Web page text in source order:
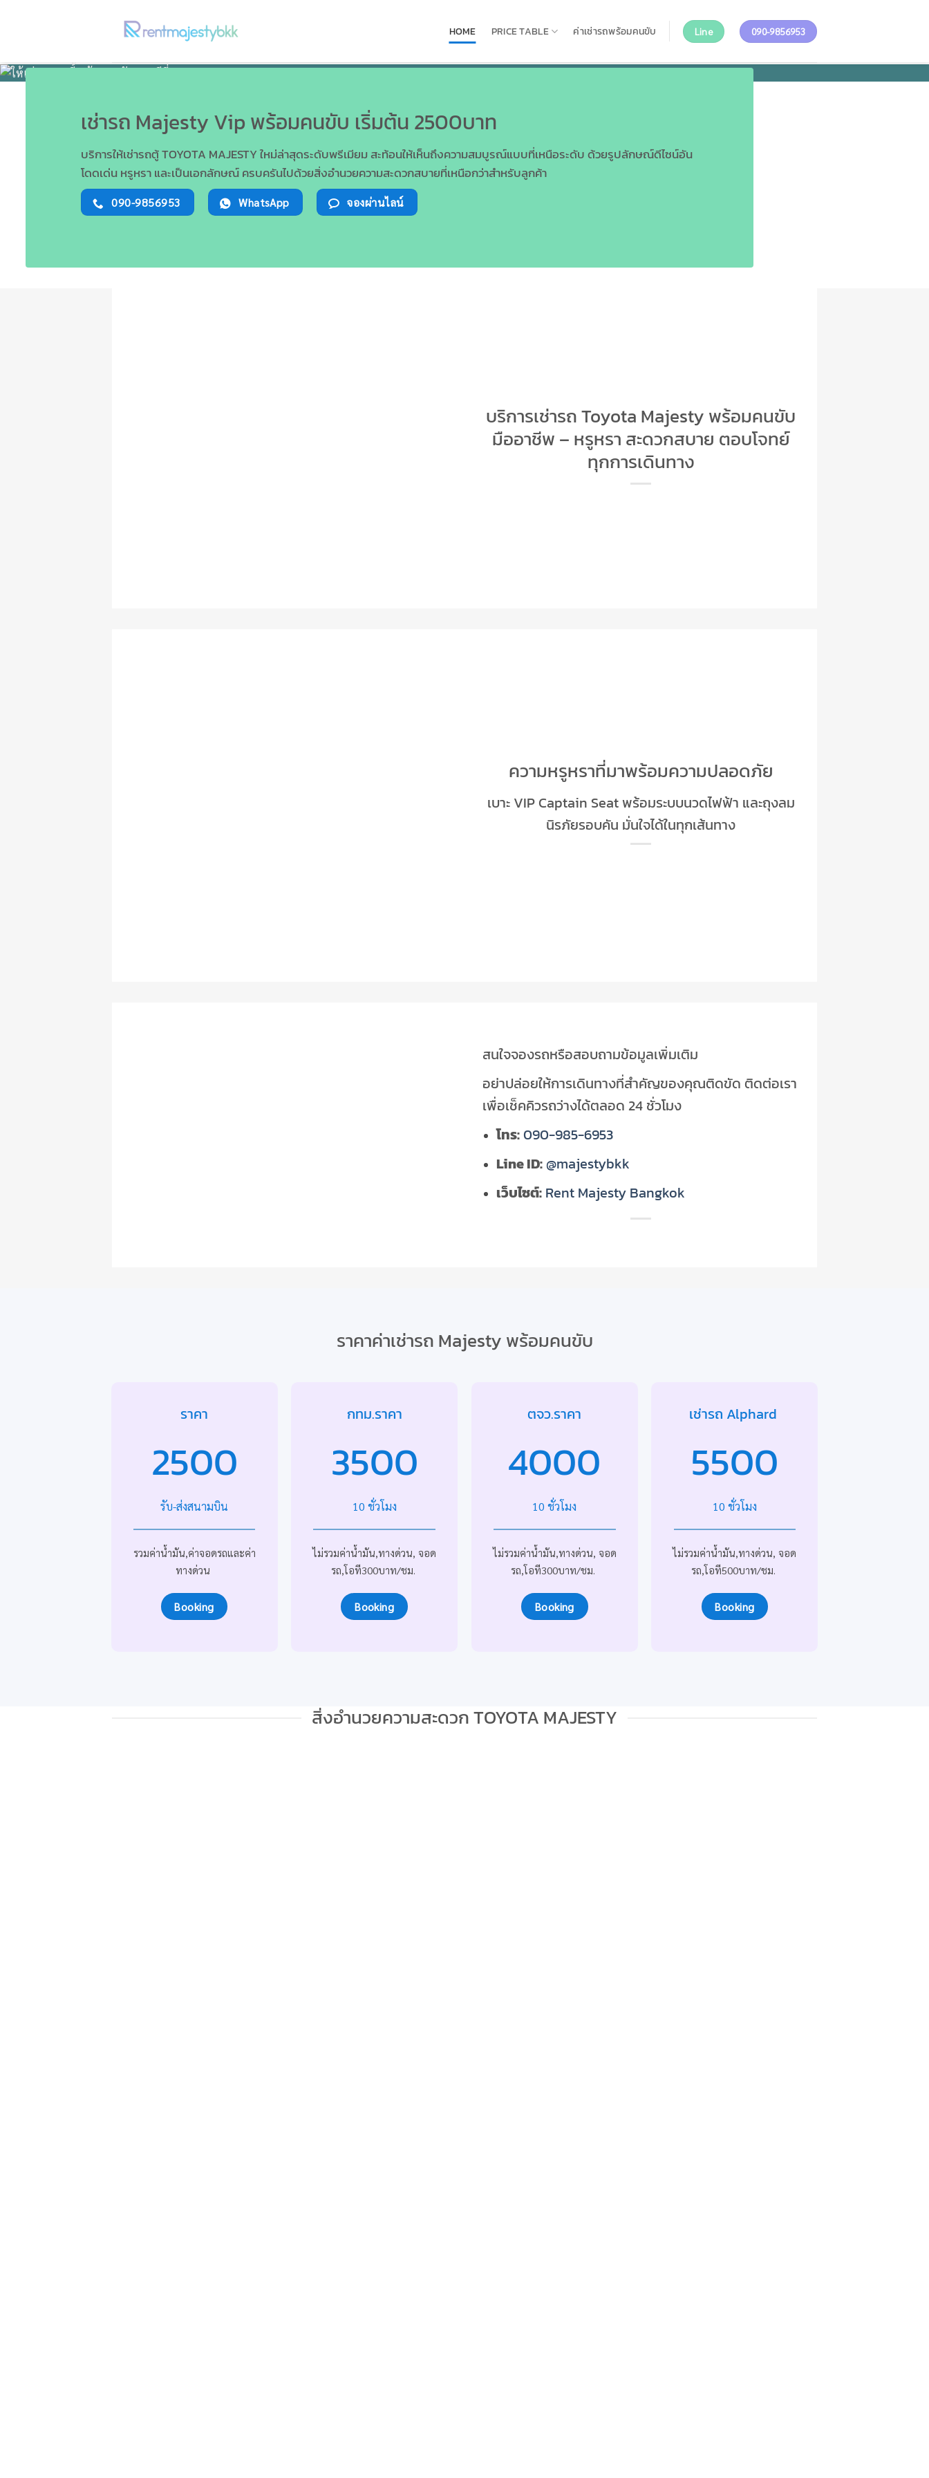
HOME PRICE TABLE ค่าเช่ารถพร้อมคนขับ Line 090-9856953
เช่ารถ Majesty Vip พร้อมคนขับ เริ่มต้น 2500บาท
บริการให้เช่ารถตู้ TOYOTA MAJESTY ใหม่ล่าสุดระดับพรีเมียม สะท้อนให้เห็นถึงความสมบูรณ์แบบที่เหนือระดับ ด้วยรูปลักษณ์ดีไซน์อัน
โดดเด่น หรูหรา และเป็นเอกลักษณ์ ครบครันไปด้วยสิ่งอำนวยความสะดวกสบายที่เหนือกว่าสำหรับลูกค้า
090-9856953 WhatsApp จองผ่านไลน์
บริการเช่ารถ Toyota Majesty พร้อมคนขับ
มืออาชีพ – หรูหรา สะดวกสบาย ตอบโจทย์
ทุกการเดินทาง
ความหรูหราที่มาพร้อมความปลอดภัย
เบาะ VIP Captain Seat พร้อมระบบนวดไฟฟ้า และถุงลม
นิรภัยรอบคัน มั่นใจได้ในทุกเส้นทาง
สนใจจองรถหรือสอบถามข้อมูลเพิ่มเติม
อย่าปล่อยให้การเดินทางที่สำคัญของคุณติดขัด ติดต่อเรา
เพื่อเช็คคิวรถว่างได้ตลอด 24 ชั่วโมง
โทร:090-985-6953
Line ID: @majestybkk
เว็บไซต์: Rent Majesty Bangkok
ราคาค่าเช่ารถ Majesty พร้อมคนขับ
ราคา
2500
รับ-ส่งสนามบิน
รวมค่าน้ำมัน,ค่าจอดรถและค่า
ทางด่วน
Booking
กทม.ราคา
3500
10 ชั่วโมง
ไม่รวมค่าน้ำมัน,ทางด่วน, จอด
รถ,โอที300บาท/ชม.
Booking
ตจว.ราคา
4000
10 ชั่วโมง
ไม่รวมค่าน้ำมัน,ทางด่วน, จอด
รถ,โอที300บาท/ชม.
Booking
เช่ารถ Alphard
5500
10 ชั่วโมง
ไม่รวมค่าน้ำมัน,ทางด่วน, จอด
รถ,โอที500บาท/ชม.
Booking
สิ่งอำนวยความสะดวก TOYOTA MAJESTY